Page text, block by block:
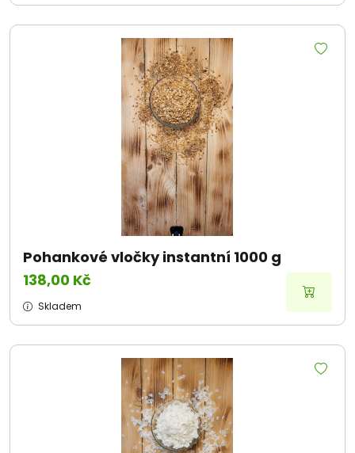
Pohankové vločky instantní 1000 g
138,00 Kč
Skladem